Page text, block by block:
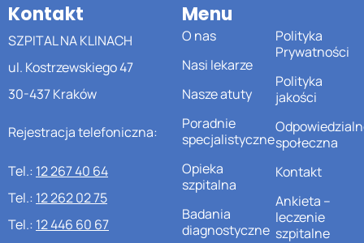
Kontakt
SZPITAL NA KLINACH
ul. Kostrzewskiego 47
30-437 Kraków
Rejestracja telefoniczna:
Tel.: 12 267 40 64
Tel.: 12 262 02 75
Tel.: 12 446 60 67
Menu
O nas
Nasi lekarze
Nasze atuty
Poradnie
specjalistyczne
Opieka
szpitalna
Badania
diagnostyczne
Polityka
Prywatności
Polityka
jakości
społeczna
Kontakt
Ankieta –
leczenie
szpitalne